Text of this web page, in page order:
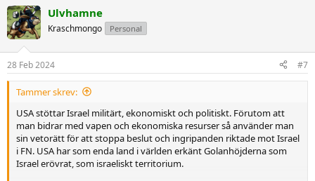
o
t v
t
Ulvhamne
Kraschmongo Personal
28 Feb 2024 #7
Tammer skrev:
USA stöttar Israel militärt, ekonomiskt och politiskt. Förutom att
man bidrar med vapen och ekonomiska resurser så använder man
sin vetorätt för att stoppa beslut och ingripanden riktade mot Israel
i FN. USA har som enda land i världen erkänt Golanhöjderna som
Israel erövrat, som israeliskt territorium.